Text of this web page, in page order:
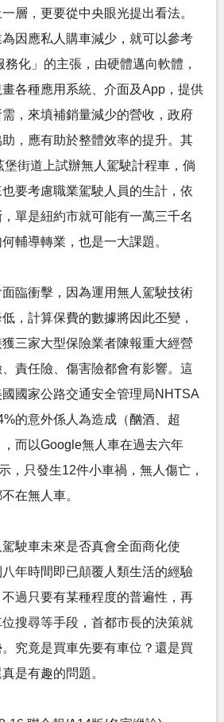
層，更要從中央眼光提出看法。
因應私人購車減少，就可以參考
化」的主張，由硬體邁向軟體，
各種應用系統、介面及App，提供
，來填補銷量減少的營收，政府
，應有助於整體效率的提升。其
街道上試辦無人駕駛計程車，倘
要考慮職業駕駛人員的生計，依
單是紐約市就可能有一萬三千名
輔導轉業，也是一大課題。
臨衝擊，因為運用無人駕駛技術
，計算保費的數據將因此丕變，
三家大型保險業者陳報重大經營
責任險、傷害險都會有影響。這
國家公路交通安全管理局NHTSA
的意外係人為造成（酗酒、超
而以Google無人車在過去六年
，只發生12件小車禍，無人傷亡，
在無人車。
駛車未來是否真會全面商化使
年時間即已顛覆人類生活的經驗
過只要有某種程度的普遍性，再
搜尋等手段，首都市長的決策就
究竟是買車先要有車位？還是買
是有趣的問題。